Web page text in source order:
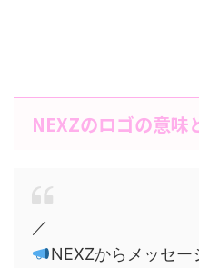
NEXZのロゴの意味
／
NEXZからメッセー